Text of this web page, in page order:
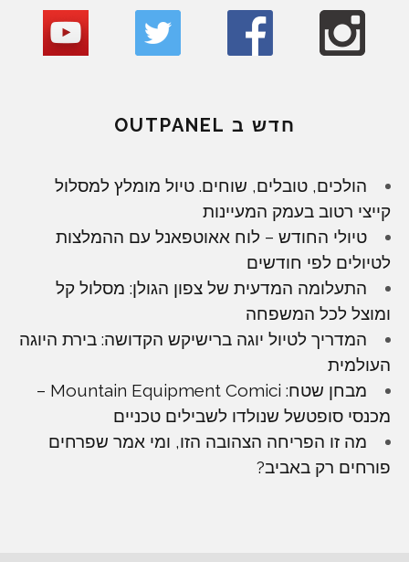
חדש ב OUTPANEL
הולכים, טובלים, שוחים. טיול מומלץ למסלול
קייצי רטוב בעמק המעיינות
טיולי החודש – לוח אאוטפאנל עם ההמלצות
לטיולים לפי חודשים
התעלומה המדעית של צפון הגולן: מסלול קל
ומוצל לכל המשפחה
המדריך לטיול יוגה ברישיקש הקדושה: בירת היוגה
העולמית
מבחן שטח: Mountain Equipment Comici –
מכנסי סופטשל שנולדו לשבילים טכניים
מה זו הפריחה הצהובה הזו, ומי אמר שפרחים
פורחים רק באביב?